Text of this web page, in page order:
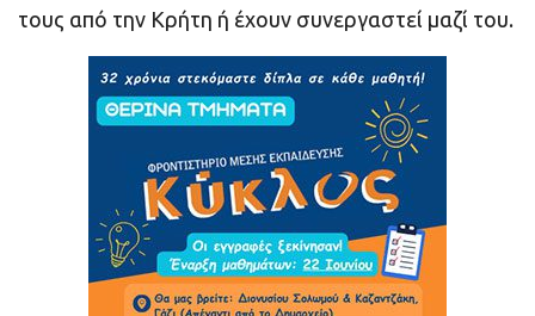
τους από την Κρήτη ή έχουν συνεργαστεί μαζί του.